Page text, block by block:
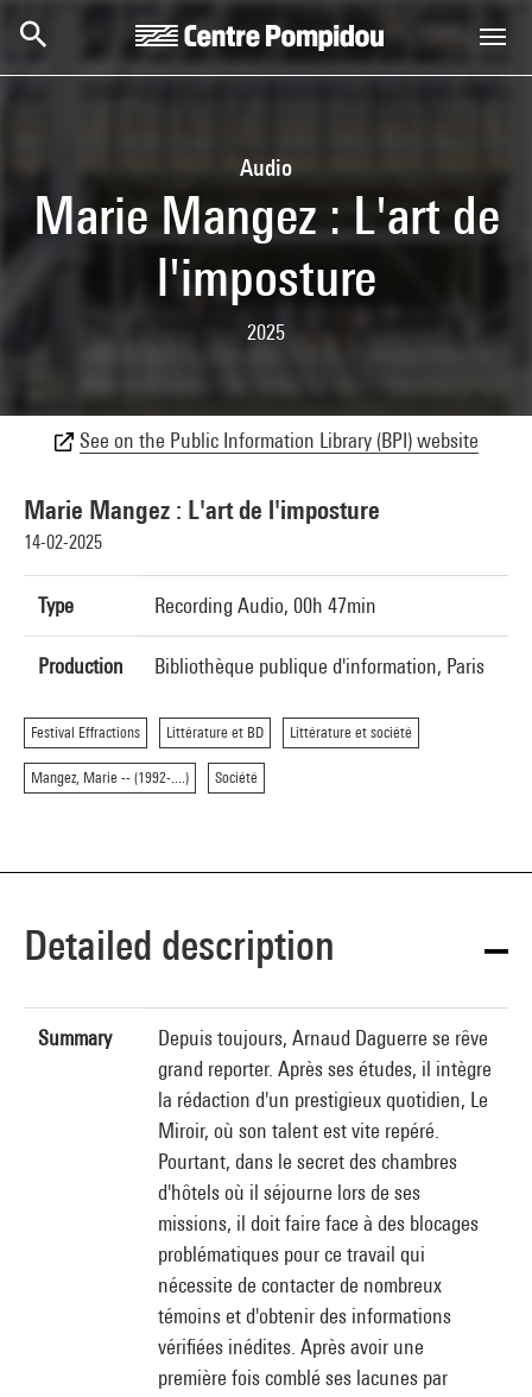
Audio
Marie Mangez : L'art de
l'imposture
2025
See on the Public Information Library (BPI) website
Marie Mangez : L'art de l'imposture
14-02-2025
Type Recording Audio, 00h 47min
Production Bibliothèque publique d'information, Paris
Festival Effractions Littérature et BD Littérature et société
Mangez, Marie -- (1992-....) Société
Detailed description
Summary
Depuis toujours, Arnaud Daguerre se rêve
grand reporter. Après ses études, il intègre
la rédaction d'un prestigieux quotidien, Le
Miroir, où son talent est vite repéré.
Pourtant, dans le secret des chambres
d'hôtels où il séjourne lors de ses
missions, il doit faire face à des blocages
problématiques pour ce travail qui
nécessite de contacter de nombreux
témoins et d'obtenir des informations
vérifiées inédites. Après avoir une
première fois comblé ses lacunes par